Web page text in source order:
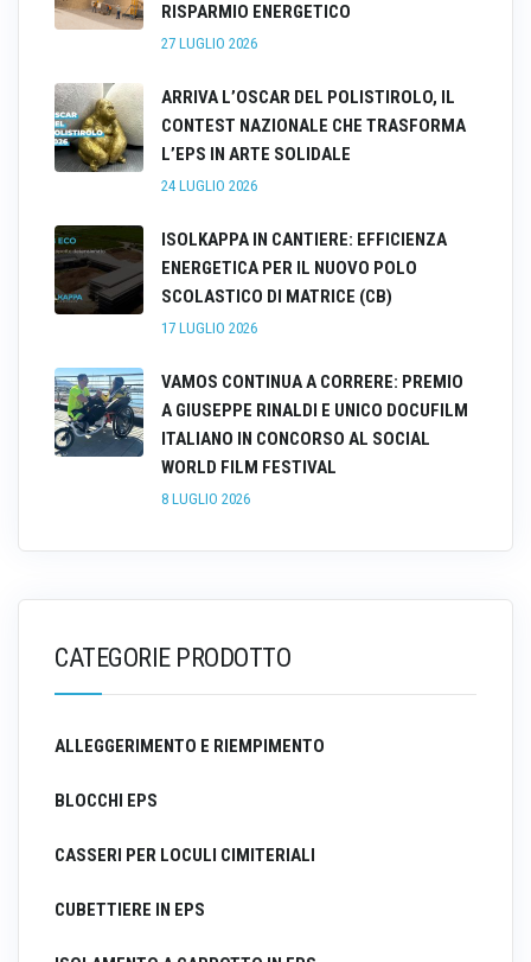
RISPARMIO ENERGETICO
27 LUGLIO 2026
ARRIVA L’OSCAR DEL POLISTIROLO, IL
CONTEST NAZIONALE CHE TRASFORMA
L’EPS IN ARTE SOLIDALE
24 LUGLIO 2026
ISOLKAPPA IN CANTIERE: EFFICIENZA
ENERGETICA PER IL NUOVO POLO
SCOLASTICO DI MATRICE (CB)
17 LUGLIO 2026
VAMOS CONTINUA A CORRERE: PREMIO
A GIUSEPPE RINALDI E UNICO DOCUFILM
ITALIANO IN CONCORSO AL SOCIAL
WORLD FILM FESTIVAL
8 LUGLIO 2026
CATEGORIE PRODOTTO
ALLEGGERIMENTO E RIEMPIMENTO
BLOCCHI EPS
CASSERI PER LOCULI CIMITERIALI
CUBETTIERE IN EPS